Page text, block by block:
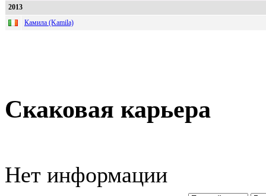
2013
Камила (Kamila)
Скаковая карьера
Нет информации